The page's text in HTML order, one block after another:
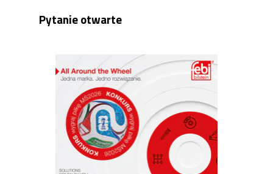
Pytanie otwarte